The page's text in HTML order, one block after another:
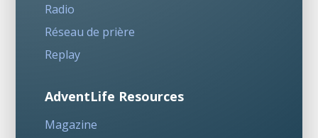
Radio
Réseau de prière
Replay
AdventLife Resources
Magazine